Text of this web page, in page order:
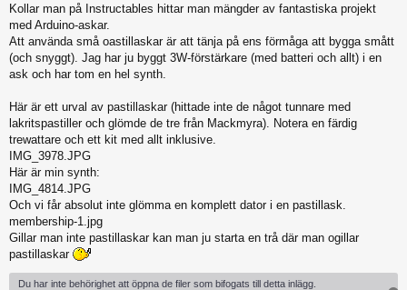
l
ä
g
Kollar man på Instructables hittar man mängder av fantastiska projekt
med Arduino-askar.
Att använda små oastillaskar är att tänja på ens förmåga att bygga smått
(och snyggt). Jag har ju byggt 3W-förstärkare (med batteri och allt) i en
ask och har tom en hel synth.
Här är ett urval av pastillaskar (hittade inte de något tunnare med
lakritspastiller och glömde de tre från Mackmyra). Notera en färdig
trewattare och ett kit med allt inklusive.
IMG_3978.JPG
Här är min synth:
IMG_4814.JPG
Och vi får absolut inte glömma en komplett dator i en pastillask.
membership-1.jpg
Gillar man inte pastillaskar kan man ju starta en trå där man ogillar
pastillaskar
Du har inte behörighet att öppna de filer som bifogats till detta inlägg.